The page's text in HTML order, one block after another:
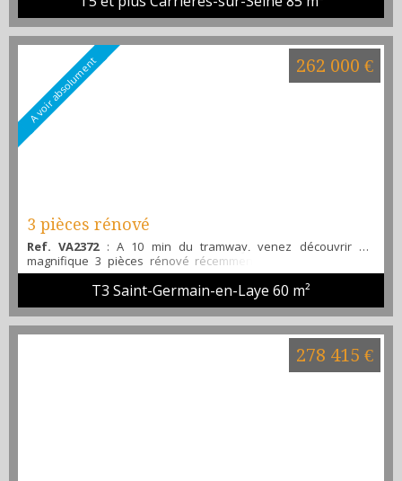
cuisine ouvert totalement aménagée et équipée, un cellier, 3
chambres avec placard ( possible 4 ), une salle de bain et WC
séparé, place de parking privée . I...
A voir absolument
3 pièces rénové
Ref. VA2372: A 10 min du tramway, venez découvrir ce
magnifique 3 pièces rénové récemment offrant une entrée
avec placard, un séjour avec balcon, une cuisine séparée
aménagée et équipée, 2 chambres, une salle de bain, un WC
séparé, une cave et place de parking libre dans la résidence.
Aucun travaux à prévoir, ascenseur. Contactez rapidement
l'agence ALIBI IMMOBILIER . Tel : 06 51 23 93 47
T3 Saint-Germain-en-Laye 60 m²
262 000 €
278 415 €